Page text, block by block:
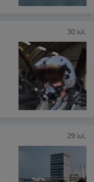
30 iul.
29 iul.